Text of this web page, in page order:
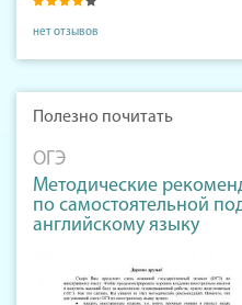
нет отзывов
Полезно почитать
ОГЭ
Методические
по самостоятельной
английскому языку